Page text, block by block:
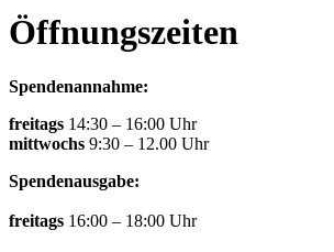
Öffnungszeiten
Spendenannahme:
freitags 14:30 – 16:00 Uhr
mittwochs 9:30 – 12.00 Uhr
Spendenausgabe:
freitags 16:00 – 18:00 Uhr